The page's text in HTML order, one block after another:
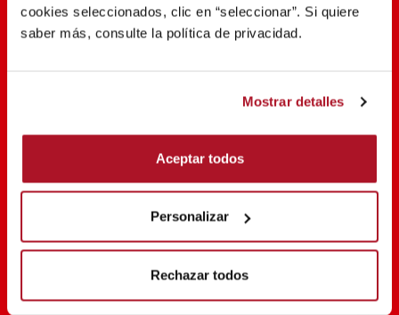
cookies seleccionados, clic en “seleccionar”. Si quiere
saber más, consulte la política de privacidad.
Mostrar detalles
Aceptar todos
Personalizar
Rechazar todos
la
página
100 AÑOS DE INNOVACIÓN,
INVESTIGACIÓN, COLOR
SHARE THE BEAUTY #EVERYDAYDIVA